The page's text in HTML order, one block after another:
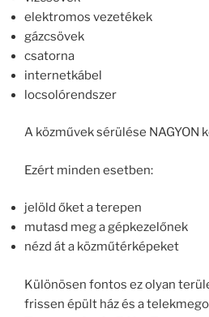
elektromos vezetékek
gázcsövek
csatorna
internetkábel
locsolórendszer
A közművek sérülése NAGYON
Ezért minden esetben:
jelöld őket a terepen
mutasd meg a gépkezelőnek
nézd át a közműtérképeket
Különösen fontos ez olyan
frissen épült ház és a